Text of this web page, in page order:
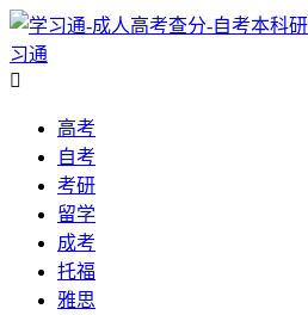
习通

高考
自考
考研
留学
成考
托福
雅思